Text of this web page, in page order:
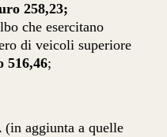
258,23;
che esercitano
di veicoli superiore
516,46;
(in aggiunta a quelle